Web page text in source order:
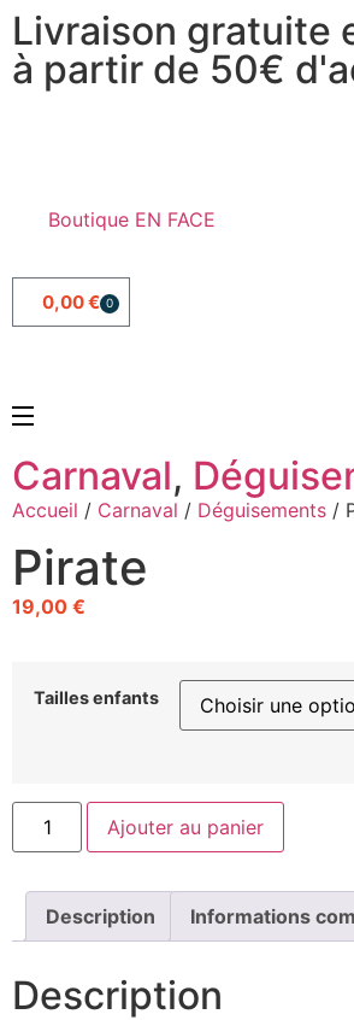
Livraison gratuite
à partir de 50€
Boutique EN FACE
0,00€ 0
Carnaval,
Accueil / Carnaval / Déguisements /
Pirate
19,00 €
Tailles enfants
Ajouter au panier
Description Informations
Description